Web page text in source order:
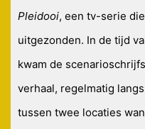
Pleidooi, een tv-serie
uitgezonden. In de tijd
kwam de
verhaal, regelmatig
tussen twee locaties